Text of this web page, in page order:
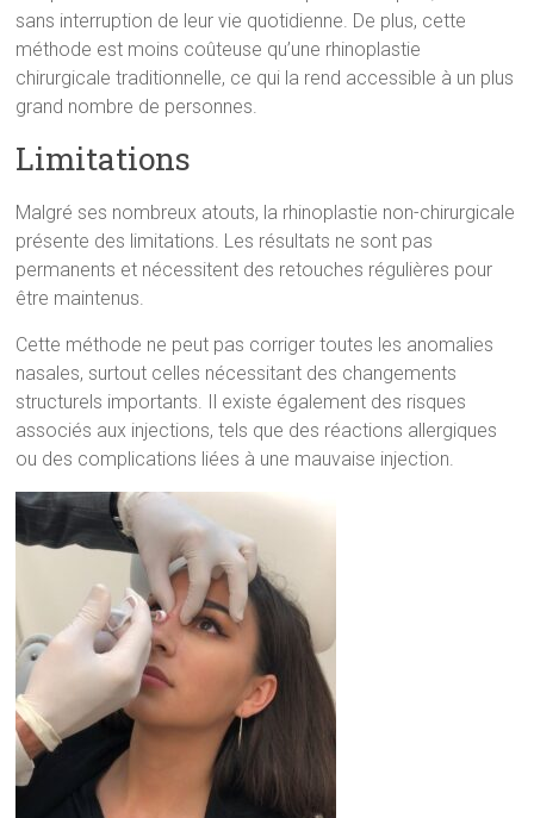
sans interruption de leur vie quotidienne. De plus, cette
méthode est moins coûteuse qu’une rhinoplastie
chirurgicale traditionnelle, ce qui la rend accessible à un plus
grand nombre de personnes.
Limitations
Malgré ses nombreux atouts, la rhinoplastie non-chirurgicale
présente des limitations. Les résultats ne sont pas
permanents et nécessitent des retouches régulières pour
être maintenus.
Cette méthode ne peut pas corriger toutes les anomalies
nasales, surtout celles nécessitant des changements
structurels importants. Il existe également des risques
associés aux injections, tels que des réactions allergiques
ou des complications liées à une mauvaise injection.